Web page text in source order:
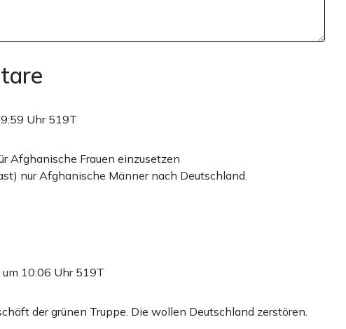
Uhr 519T
Afghanische Frauen einzusetzen
nur Afghanische Männer nach Deutschland.
10:06 Uhr519T
der grünen Truppe. Die wollen Deutschland zerstören.